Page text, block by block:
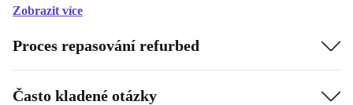
Zobrazit více
Proces repasování refurbed
Často kladené otázky